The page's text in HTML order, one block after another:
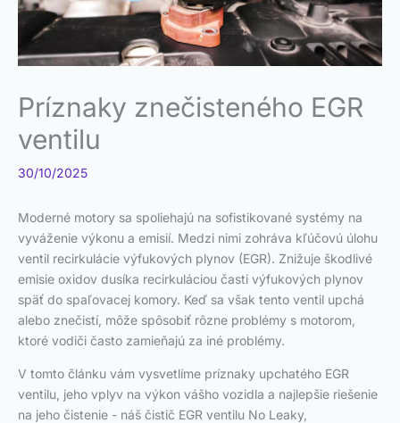
Príznaky znečisteného EGR
ventilu
30/10/2025
Moderné motory sa spoliehajú na sofistikované systémy na
vyváženie výkonu a emisií. Medzi nimi zohráva kľúčovú úlohu
ventil recirkulácie výfukových plynov (EGR). Znižuje škodlivé
emisie oxidov dusíka recirkuláciou časti výfukových plynov
späť do spaľovacej komory. Keď sa však tento ventil upchá
alebo znečistí, môže spôsobiť rôzne problémy s motorom,
ktoré vodiči často zamieňajú za iné problémy.
V tomto článku vám vysvetlíme príznaky upchatého EGR
ventilu, jeho vplyv na výkon vášho vozidla a najlepšie riešenie
na jeho čistenie - náš čistič EGR ventilu No Leaky,